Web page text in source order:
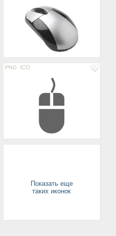
PNG ICO
Показать еще
таких иконок